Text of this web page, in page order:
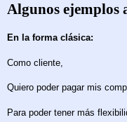
Algunos ejemplos
En la forma clásica:
Como cliente,
Quiero poder pagar mis
Para poder tener más